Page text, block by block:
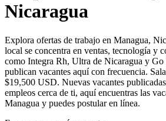
Nicaragua
Explora ofertas de trabajo en Managua,
local se concentra en ventas, tecnología y
como Integra Rh, Ultra de Nicaragua y Go
publican vacantes aquí con frecuencia.
$19,500 USD. Nuevas vacantes
empleos cerca de ti, aquí encuentras las
Managua y puedes postular en línea.